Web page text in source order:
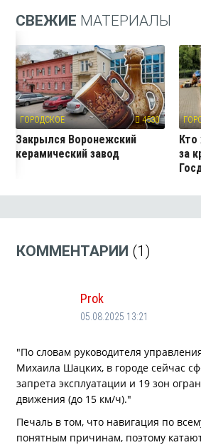
СВЕЖИЕ МАТЕРИАЛЫ
ГОРОДСКОЕ 4530
Закрылся Воронежский
керамический завод
Кто
за
КОММЕНТАРИИ (1)
Prok
05.08.2025 13:21
"По словам руководителя
Михаила Шацких, в городе сейчас
запрета эксплуатации и 19 зон
движения (до 15 км/ч)."
Печаль в том, что навигация по
понятным причинам, поэтому